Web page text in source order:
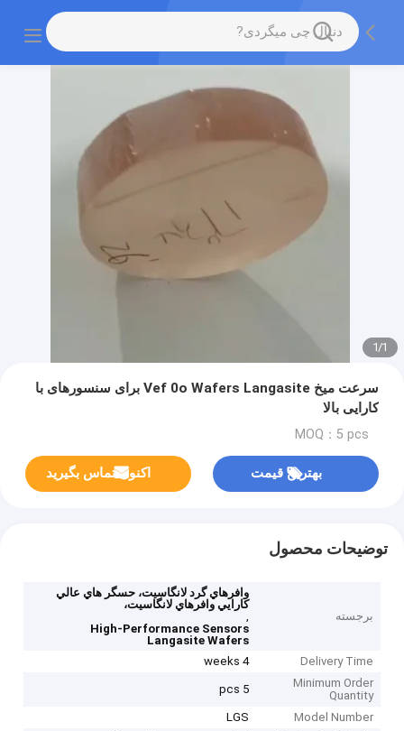
1
/
1
سرعت میخ Vef 0o Wafers Langasite برای سنسورهای با
کارایی بالا
MOQ：5 pcs
بهترین قیمت اکنون تماس بگیرید
توضیحات محصول
برجسته
وافرهاي گرد لانگاسيت، حسگر هاي عالي
کارايي وافرهاي لانگاسيت،
,
High-Performance Sensors
Langasite Wafers
Delivery Time
4 weeks
Minimum Order
Quantity
5 pcs
Model Number
LGS